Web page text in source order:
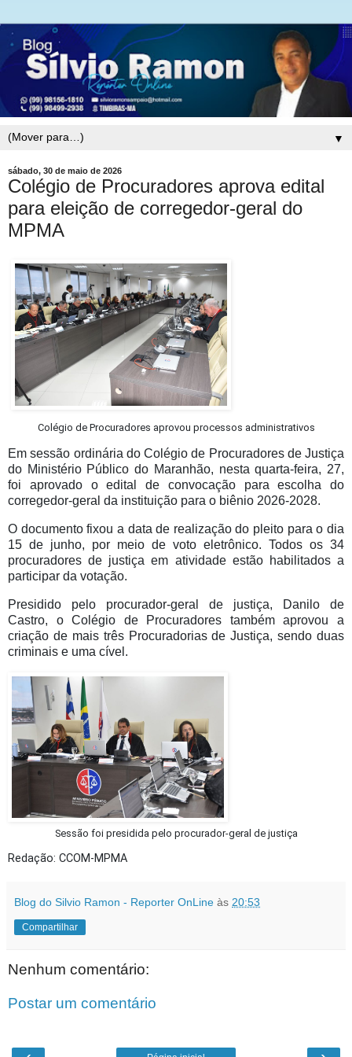
▼
sábado, 30 de maio de 2026
Colégio de Procuradores aprova edital
para eleição de corregedor-geral do
MPMA
Colégio de Procuradores aprovou processos administrativos
Em sessão ordinária do Colégio de Procuradores de Justiça
do Ministério Público do Maranhão, nesta quarta-feira, 27,
foi aprovado o edital de convocação para escolha do
corregedor-geral da instituição para o biênio 2026-2028.
O documento fixou a data de realização do pleito para o dia
15 de junho, por meio de voto eletrônico. Todos os 34
procuradores de justiça em atividade estão habilitados a
participar da votação.
Presidido pelo procurador-geral de justiça, Danilo de
Castro, o Colégio de Procuradores também aprovou a
criação de mais três Procuradorias de Justiça, sendo duas
criminais e uma cível.
Sessão foi presidida pelo procurador-geral de justiça
Redação: CCOM-MPMA
Blog do Silvio Ramon - Reporter OnLine às 20:53
Compartilhar
Nenhum comentário:
Postar um comentário